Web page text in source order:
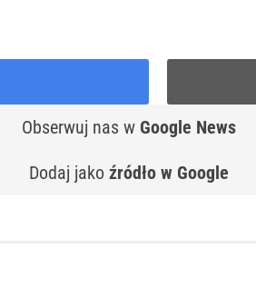
Obserwuj nas w Google News
Dodaj jako źródło w Google